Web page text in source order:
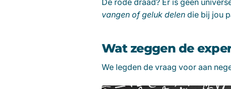
vangen of geluk delen die bij jou
Wat zeggen de
We legden de vraag voor aan